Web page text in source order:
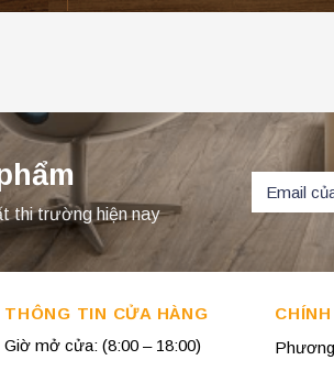
thi trường hiện nay
THÔNG TIN CỬA HÀNG
Giờ mở cửa: (8:00 – 18:00)